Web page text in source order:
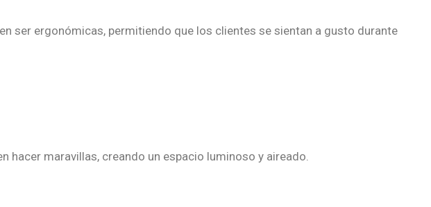
ser ergonómicas, permitiendo que los clientes se sientan a gusto durante
hacer maravillas, creando un espacio luminoso y aireado.